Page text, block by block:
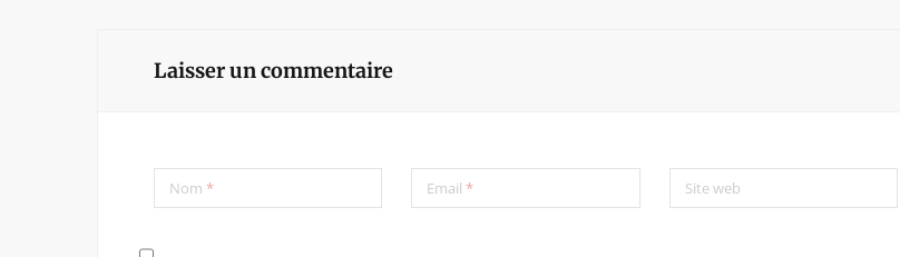
Laisser un commentaire
Nom * Email* Site web